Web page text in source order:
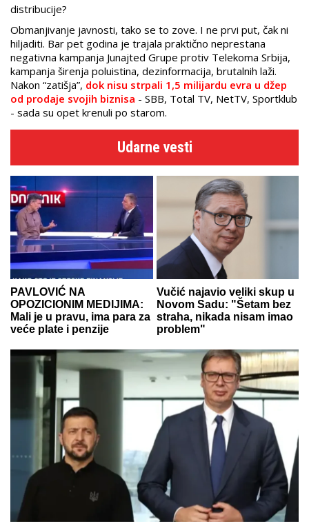
distribucije?
Obmanjivanje javnosti, tako se to zove. I ne prvi put, čak ni
hiljaditi. Bar pet godina je trajala praktično neprestana
negativna kampanja Junajted Grupe protiv Telekoma Srbija,
kampanja širenja poluistina, dezinformacija, brutalnih laži.
Nakon “zatišja”, dok nisu strpali 1,5 milijardu evra u džep
od prodaje svojih biznisa - SBB, Total TV, NetTV, Sportklub
- sada su opet krenuli po starom.
Udarne vesti
PAVLOVIĆ NA
OPOZICIONIM MEDIJIMA:
Mali je u pravu, ima para za
veće plate i penzije
Vučić najavio veliki skup u
Novom Sadu: "Šetam bez
straha, nikada nisam imao
problem"